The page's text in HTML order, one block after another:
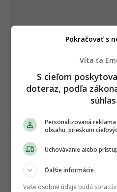
Víta ťa
S cieľom
doteraz, podľa
Personalizovaná
obsahu, prieskum
Uchovávanie alebo
Ďalšie informácie
Vaše osobné údaje budú
Pokračovať s